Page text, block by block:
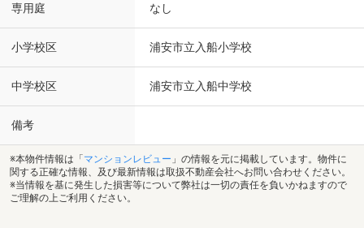
専用庭 なし
小学校区 浦安市立入船小学校
中学校区 浦安市立入船中学校
備考
※本物件情報は「 マンションレビュー 」の情報を元に掲載しています。物件に
関する正確な情報、及び最新情報は取扱不動産会社へお問い合わせください。
※当情報を基に発生した損害等について弊社は一切の責任を負いかねますので
ご理解の上ご利用ください。